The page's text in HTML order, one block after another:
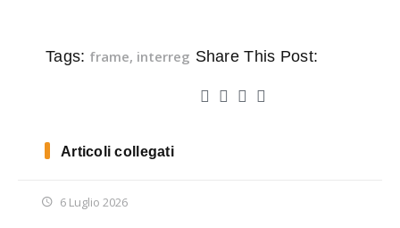
Tags: frame, interreg Share This Post:
Articoli collegati
6 Luglio 2026